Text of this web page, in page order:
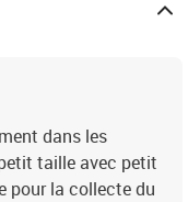
dans les
taille avec petit
pour la collecte du